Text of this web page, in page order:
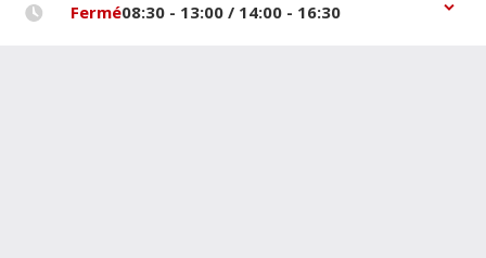
Fermé08:30 - 13:00 / 14:00 - 16:30